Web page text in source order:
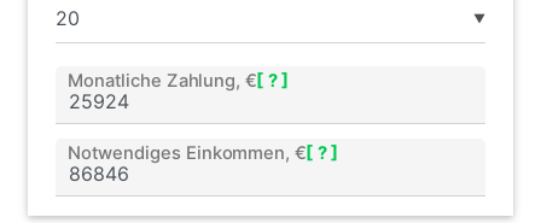
▼
Monatliche Zahlung, €[ ? ]
Notwendiges Einkommen, €[ ? ]